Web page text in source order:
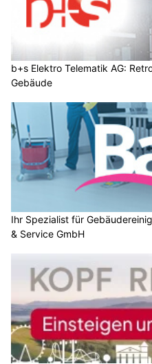
b+s Elektro Telematik AG:
Gebäude
Ihr Spezialist für
& Service GmbH